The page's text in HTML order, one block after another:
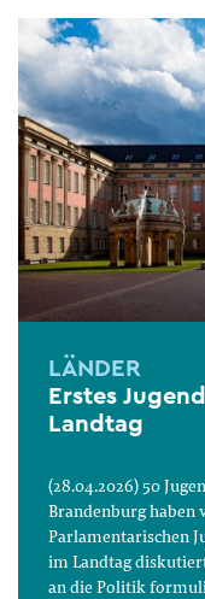
LÄNDER
Erstes
Landtag
(28.04.2026) 50
Brandenburg haben
Parlamentarischen
im Landtag
an die Politik